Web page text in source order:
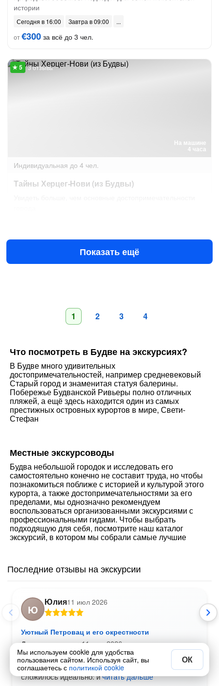
истории
Сегодня в 16:00
Завтра в 09:00
от€300 за всё до 3 чел.
На машине
4 часа
3 отзыва
Индивидуальная до 4 чел.
Тайны Херцег-Нови (из Будвы)
€380за всё до 4 чел.
Показать ещё
1 2 3 4
Что посмотреть в Будве на экскурсиях?
В Будве много удивительных
достопримечательностей, например средневековый
Старый город и знаменитая статуя балерины.
Побережье Будванской Ривьеры полно отличных
пляжей, а ещё здесь находится один из самых
престижных островных курортов в мире, Свети-
Стефан
Местные экскурсоводы
Будва небольшой городок и исследовать его
самостоятельно конечно не составит труда, но чтобы
познакомиться поближе с историей и культурой этого
курорта, а также достопримечательностями за его
пределами, мы однозначно рекомендуем
воспользоваться организованными экскурсиями с
профессиональными гидами. Чтобы выбрать
подходящую для себя, посмотрите наш каталог
экскурсий, в котором мы собрали самые лучшие
Последние отзывы на экскурсии
Ю
Юлия11 июл 2026
Уютный Петровац и его окрестности
Дата посещения:11 июл 2026
Экскурсия в Петровац и его окрестности прошла на
одном дыхании. Это от самый случай , когда всё
сложилось идеально: ичитать дальше
Мы используем cookie для удобства
пользования сайтом. Используя сайт, вы
соглашаетесь с политикой cookie
ОК